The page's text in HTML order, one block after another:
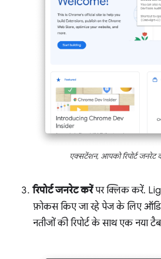
एक्सटेंशन, आपको रिपोर्ट जनरेट
रिपोर्ट जनरेट करेंपर क्लिक करें.
फ़ोकस किए जा रहे पेज के लिए
नतीजों की रिपोर्ट के साथ एक नया